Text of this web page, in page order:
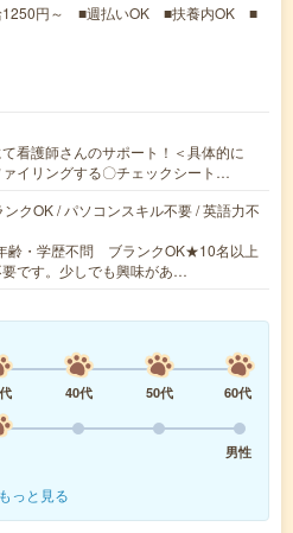
1250円～ ■週払いOK ■扶養内OK ■
看護師さんのサポート！＜具体的に
イリングする〇チェックシート…
クOK / パソコンスキル不要 / 英語力不
齢・学歴不問 ブランクOK★10名以上
です。少しでも興味があ…
40代 50代
60代
男性
もっと見る